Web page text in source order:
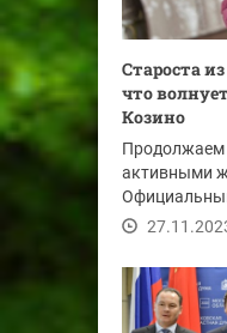
Староста
что
Козино
Продолжаем
активными
губернатор